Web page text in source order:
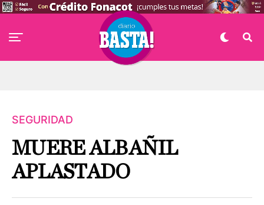
SEGURIDAD
MUERE ALBAÑIL
APLASTADO